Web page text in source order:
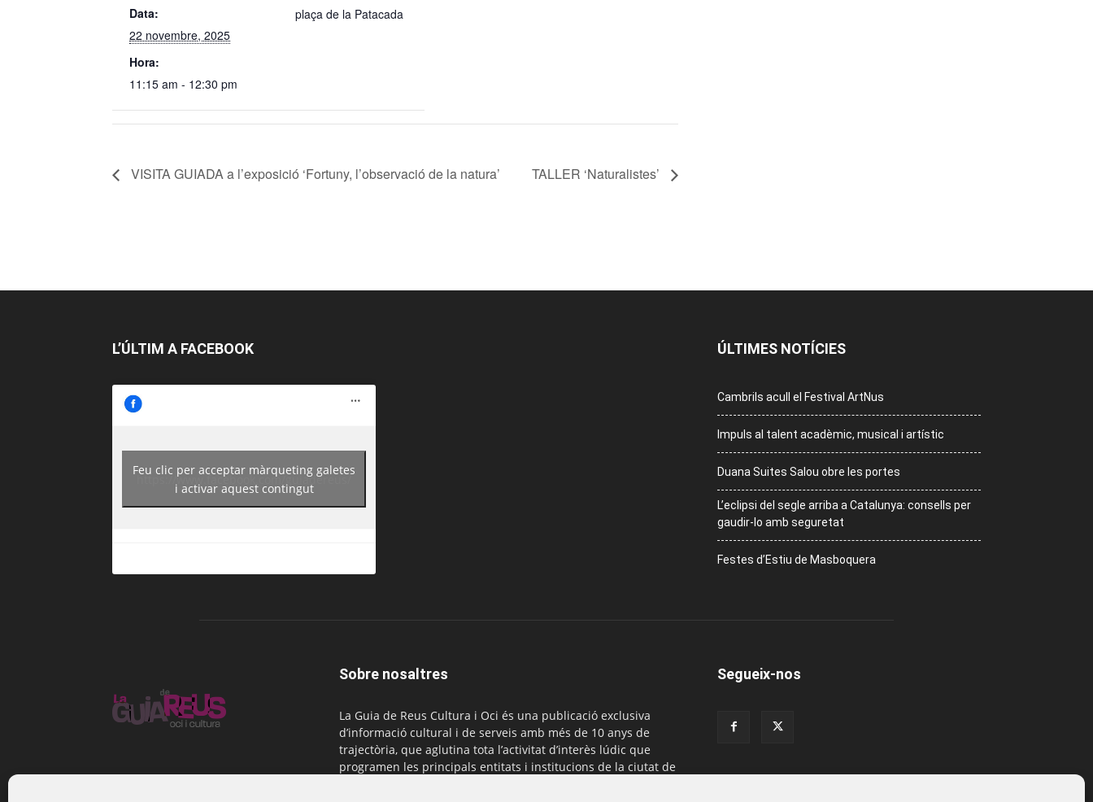
Data:
22 novembre, 2025
Hora:
11:15 am - 12:30 pm
plaça de la Patacada
VISITA GUIADA a l’exposició ‘Fortuny, l’observació de la natura’ TALLER ‘Naturalistes’
L’ÚLTIM A FACEBOOK
https://www.facebook.com/guiadereus/
Feu clic per acceptar màrqueting galetes
i activar aquest contingut
ÚLTIMES NOTÍCIES
Cambrils acull el Festival ArtNus
Impuls al talent acadèmic, musical i artístic
Duana Suites Salou obre les portes
L’eclipsi del segle arriba a Catalunya: consells per
gaudir-lo amb seguretat
Festes d’Estiu de Masboquera
Sobre nosaltres
La Guia de Reus Cultura i Oci és una publicació exclusiva
d’informació cultural i de serveis amb més de 10 anys de
trajectòria, que aglutina tota l’activitat d’interès lúdic que
programen les principals entitats i institucions de la ciutat de
Segueix-nos